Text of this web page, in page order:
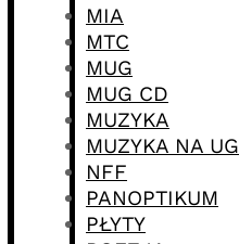
MIA
MTC
MUG
MUG CD
MUZYKA
MUZYKA NA UG
NFF
PANOPTIKUM
PŁYTY